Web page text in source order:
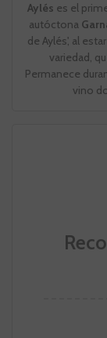
Aylés es el
autóctona
de Aylés', al
variedad,
Permanece
vino